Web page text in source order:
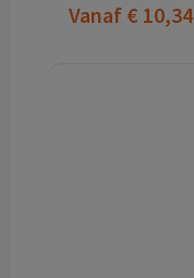
Vanaf € 10,34